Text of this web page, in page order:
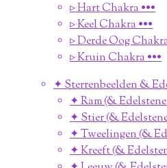
▹ Hart Chakra •••
▹ Keel Chakra •••
▹ Derde Oog
▹ Kruin Chakra •••
✦ Sterrenbeelden &
✦ Ram (&
✦ Stier (&
✦ Tweelingen (&
✦ Kreeft (&